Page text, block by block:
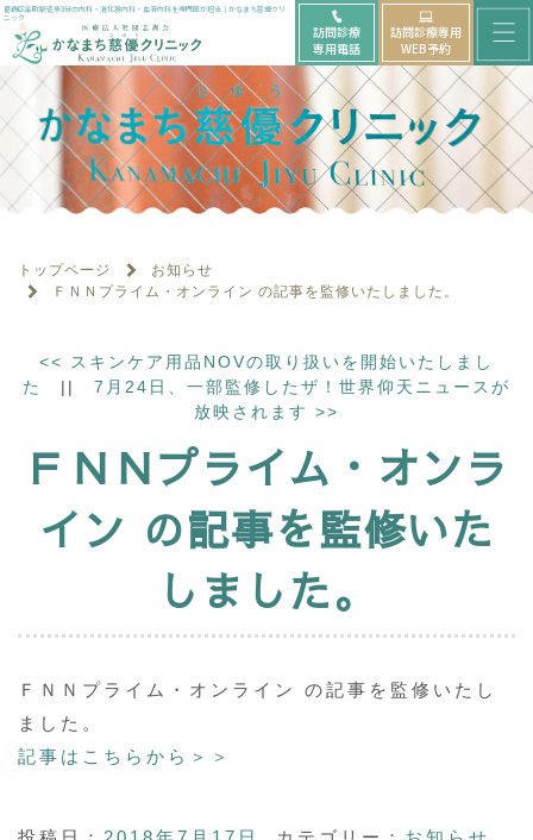
葛飾区金町駅徒歩3分の内科・消化器内科・血液内科を専門医が担当｜かなまち慈優クリ
ニック
訪問診療
専用電話
訪問診療専用
WEB予約
メ
ニ
ュ
ー
を
開
く
トップページ
お知らせ
ＦＮＮプライム・オンライン の記事を監修いたしました。
<<
スキンケア用品NOVの取り扱いを開始いたしまし
た
|| 7月24日、一部監修したザ！世界仰天ニュースが
放映されます >>
ＦＮＮプライム・オンラ
イン の記事を監修いた
しました。
ＦＮＮプライム・オンライン の記事を監修いたし
ました。
記事はこちらから＞＞